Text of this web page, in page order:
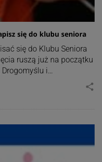
się do klubu seniora
się do Klubu Seniora
ruszą już na początku
i…
share